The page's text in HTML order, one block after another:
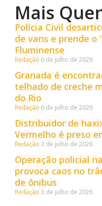
Mais
Polícia Civil
de vans e prende o
Fluminense
Redação 6 de julho de 2026
Granada é
telhado de creche
do Rio
Redação 6 de julho de 2026
Distribuidor de
Vermelho é preso
Redação 3 de julho de 2026
Operação policial
provoca caos no
de ônibus
Redação 3 de julho de 2026